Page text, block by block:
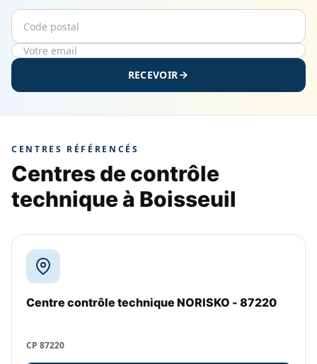
Code postal
Email
RECEVOIR
CENTRES RÉFÉRENCÉS
Centres de contrôle
technique à Boisseuil
Centre contrôle technique NORISKO - 87220
CP 87220